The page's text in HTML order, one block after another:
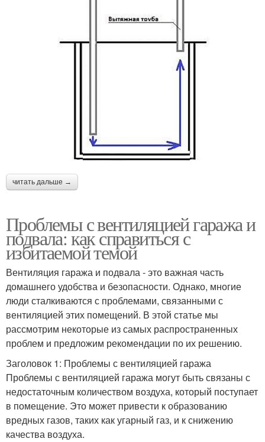
читать дальше →
Проблемы с вентиляцией гаража и
подвала: как справиться с
избитаемой темой
Вентиляция гаража и подвала - это важная часть
домашнего удобства и безопасности. Однако, многие
люди сталкиваются с проблемами, связанными с
вентиляцией этих помещений. В этой статье мы
рассмотрим некоторые из самых распространенных
проблем и предложим рекомендации по их решению.
Заголовок 1: Проблемы с вентиляцией гаража
Проблемы с вентиляцией гаража могут быть связаны с
недостаточным количеством воздуха, который поступает
в помещение. Это может привести к образованию
вредных газов, таких как угарный газ, и к снижению
качества воздуха.